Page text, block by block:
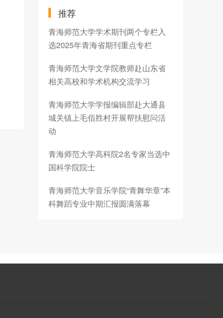
推荐
青海师范大学学术期刊两个专栏入
选2025年青海省期刊重点专栏
青海师范大学文学院教师赴山东省
相关高校和学术机构交流学习
青海师范大学学报编辑部赴大通县
城关镇上毛佰胜村开展帮扶慰问活
动
青海师范大学高科院2名专家当选中
国科学院院士
青海师范大学音乐学院“青舞华章”本
科舞蹈专业中期汇报圆满落幕